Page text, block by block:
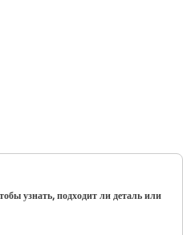
узнать, подходит ли деталь или